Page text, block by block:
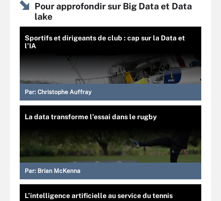
Pour approfondir sur Big Data et Data
lake
Sportifs et dirigeants de club : cap sur la Data et
l’IA
Par: Christophe Auffray
La data transforme l’essai dans le rugby
Par: Brian McKenna
L’intelligence artificielle au service du tennis